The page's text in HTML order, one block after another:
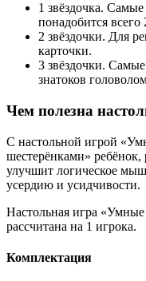
1 звёздочка.
понадобится всего
2 звёздочки. Для
карточки.
3 звёздочки.
знатоков
Чем полезна
С настольной игрой
шестерёнками»
улучшит логическое
усердию и усидчивости.
Настольная игра
рассчитана на 1 игрока.
Комплектация